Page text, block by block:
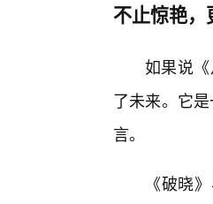
不止惊艳
如果说
了未来。它
言。
《破晓